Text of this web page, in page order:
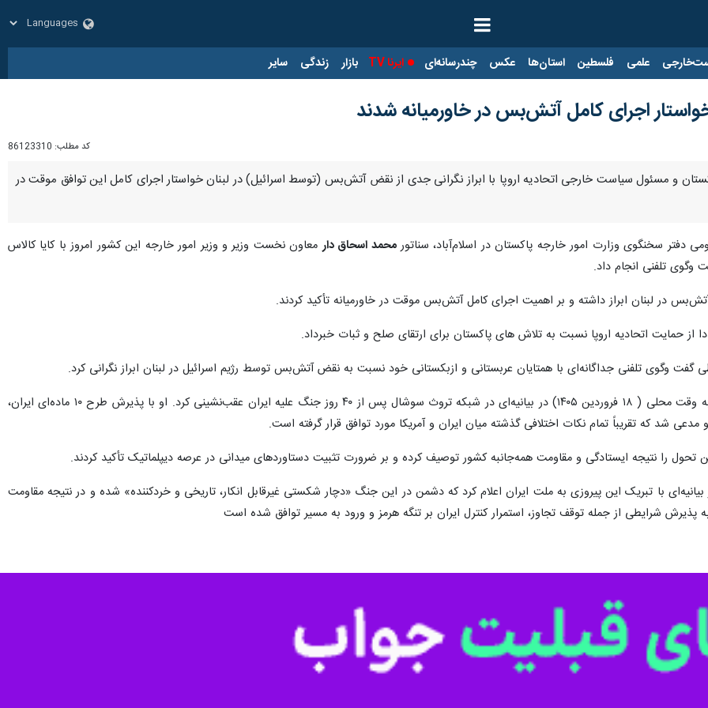
علمی فلسطین استان‌ها عکس چندرسانه‌ای ایرنا TV بازار زندگی سایر
خواستار اجرای کامل آتش‌بس در خاورمیانه شدند
کد مطلب: 86123310